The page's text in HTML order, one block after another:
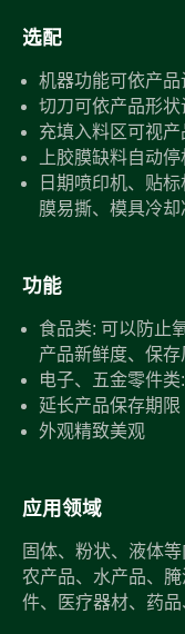
选配
机器功能可依产品
切刀可依产品形状
充填入料区可视
上胶膜缺料自动
日期喷印机、贴
膜易撕、模具冷却
功能
食品类: 可以防止
产品新鲜度、保存
电子、五金零件
延长产品保存期限
外观精致美观
应用领域
固体、粉状、液体
农产品、水产品、
件、医疗器材、药